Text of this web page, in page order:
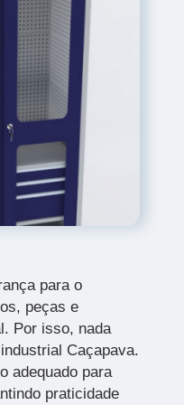
para o
peças e
Por isso, nada
Caçapava.
adequado para
praticidade